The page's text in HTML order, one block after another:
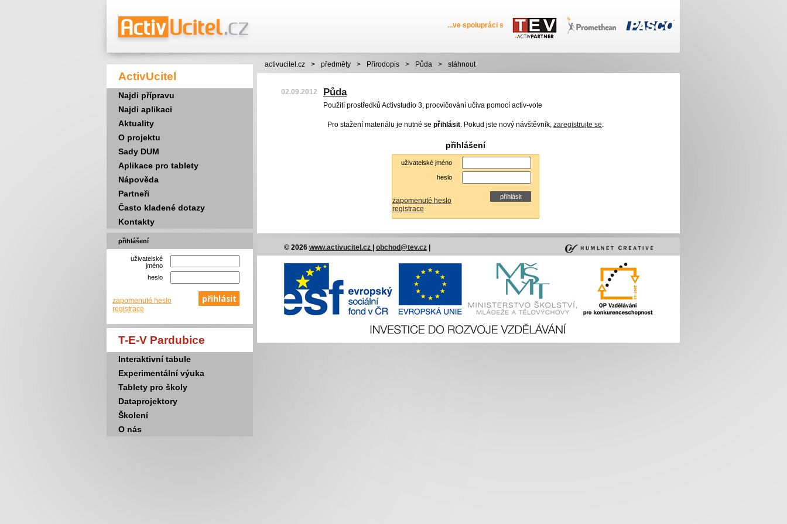
...ve spolupráci s
ActivUcitel
Najdi přípravu
Najdi aplikaci
Aktuality
O projektu
Sady DUM
Aplikace pro tablety
Nápověda
Partneři
Často kladené dotazy
Kontakty
přihlášení
uživatelské
jméno
heslo
zapomenuté heslo
registrace
T-E-V Pardubice
Interaktivní tabule
Experimentální výuka
Tablety pro školy
Dataprojektory
Školení
O nás
activucitel.cz > předměty > Přírodopis > Půda > stáhnout
02.09.2012 Půda
Použití prostředků Activstudio 3, procvičování učiva pomocí activ-vote
Pro stažení materiálu je nutné se přihlásit. Pokud jste nový návštěvník, zaregistrujte se.
přihlášení
uživatelské jméno
heslo
zapomenuté heslo
registrace
© 2026 www.activucitel.cz obchod@tev.cz